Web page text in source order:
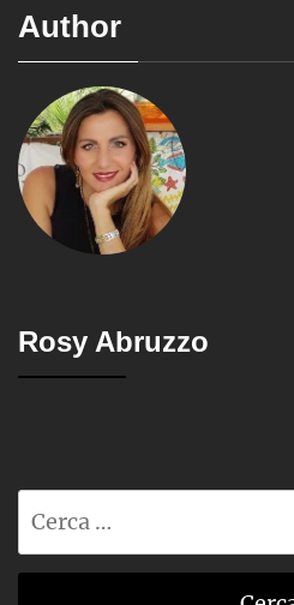
Author
Rosy Abruzzo